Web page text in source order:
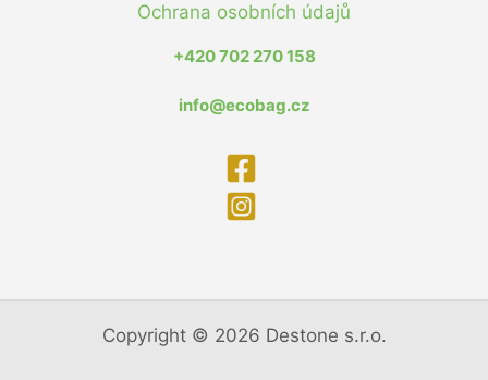
Ochrana osobních údajů
+420 702 270 158
info@ecobag.cz
Copyright © 2026 Destone s.r.o.